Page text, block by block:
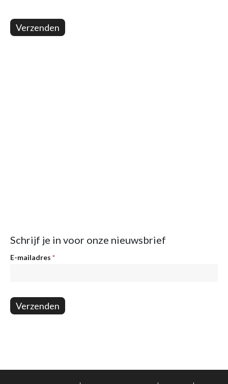
Verzenden
Schrijf je in voor onze nieuwsbrief
Nieuwsbrief
E-mailadres *
Verzenden